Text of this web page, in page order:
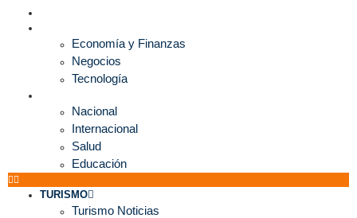
Economía y Finanzas
Negocios
Tecnología
Nacional
Internacional
Salud
Educación
TURISMO
Turismo Noticias